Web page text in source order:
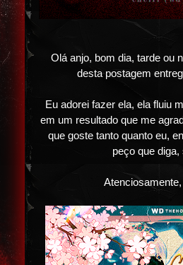
Olá anjo, bom dia, tarde ou
desta postagem
Eu adorei fazer ela, ela fluiu
em um resultado que me
que goste tanto quanto eu,
peço que diga,